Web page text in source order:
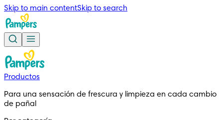
Skip to main contentSkip to search
Productos
Para una sensación de frescura y limpieza en cada cambio
de pañal